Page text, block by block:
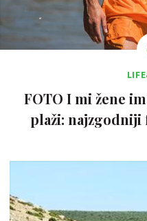
FOTO I mi žene
plaži: najzgodniji